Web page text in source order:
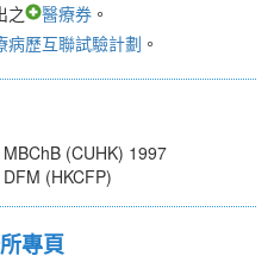
之 醫療券 。
病歷互聯試驗計劃 。
(CUHK) 1997
(HKCFP)
專頁